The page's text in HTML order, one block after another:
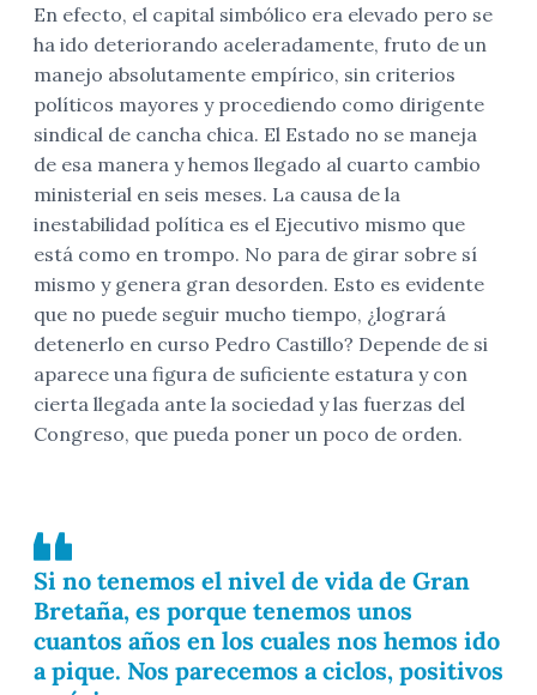
En efecto, el capital simbólico era elevado pero se
ha ido deteriorando aceleradamente, fruto de un
manejo absolutamente empírico, sin criterios
políticos mayores y procediendo como dirigente
sindical de cancha chica. El Estado no se maneja
de esa manera y hemos llegado al cuarto cambio
ministerial en seis meses. La causa de la
inestabilidad política es el Ejecutivo mismo que
está como en trompo. No para de girar sobre sí
mismo y genera gran desorden. Esto es evidente
que no puede seguir mucho tiempo, ¿logrará
detenerlo en curso Pedro Castillo? Depende de si
aparece una figura de suficiente estatura y con
cierta llegada ante la sociedad y las fuerzas del
Congreso, que pueda poner un poco de orden.
Si no tenemos el nivel de vida de Gran
Bretaña, es porque tenemos unos
cuantos años en los cuales nos hemos ido
a pique. Nos parecemos a ciclos, positivos